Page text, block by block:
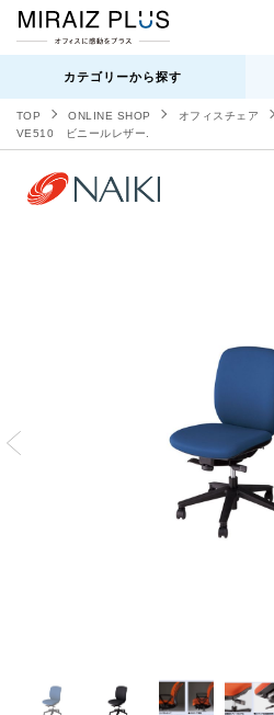
カテゴリーから探す
TOP ONLINE SHOP オフィスチェア
VE510 ビニールレザー.